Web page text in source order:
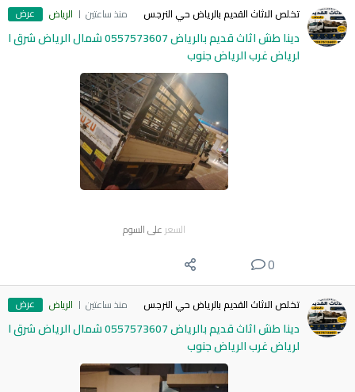
تخلص الاثاث القديم بالرياض حي النرجس منذ ساعتين الرياض عرض
دينا طش اثاث قديم بالرياض 0557573607 شمال الرياض شرق ا
لرياض غرب الرياض جنوب
السعر على السوم
0
تخلص الاثاث القديم بالرياض حي النرجس منذ ساعتين الرياض عرض
دينا طش اثاث قديم بالرياض 0557573607 شمال الرياض شرق ا
لرياض غرب الرياض جنوب